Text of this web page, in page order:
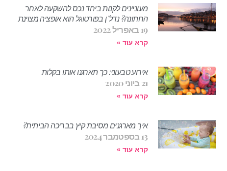
מעוניינים לקנות ביחד נכס להשקעה לאחר
החתונה? נדל"ן בפורטוגל הוא אופציה מצוינת
19 באפריל 2022
קרא עוד »
אירוע טבעוני: כך תארגנו אותו בקלות
21 ביוני 2020
קרא עוד »
איך מארגנים מסיבת קיץ בבריכה הביתית?
13 בספטמבר 2024
קרא עוד »